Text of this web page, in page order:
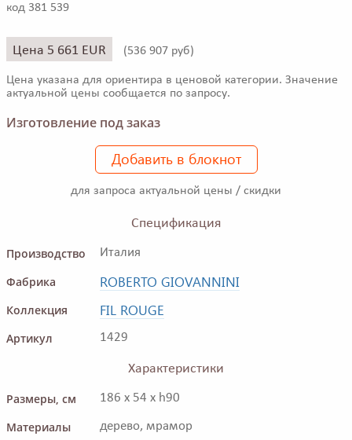
код 381 539
Цена 5 661 EUR (536 907 руб)
Цена указана для ориентира в ценовой категории. Значение
актуальной цены сообщается по запросу.
Изготовление под заказ
Добавить в блокнот
для запроса актуальной цены / скидки
Спецификация
Производство
Италия
Фабрика ROBERTO GIOVANNINI
Коллекция FIL ROUGE
Артикул 1429
Характеристики
Размеры, см
186 x 54 x h90
Материалы дерево, мрамор